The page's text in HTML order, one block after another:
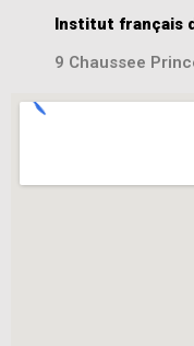
Institut français
9 Chaussee